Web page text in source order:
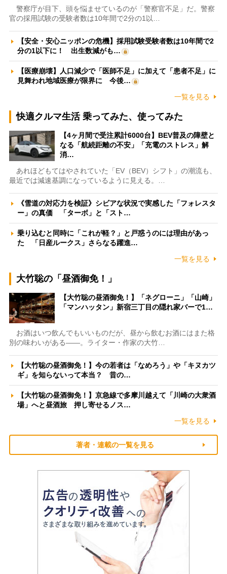
警察庁が目下、頭を悩ませているのが「警察官不足」だ。警察
官の採用試験の受験者数は10年間で2分の1以…
【安全・安心ニッポンの危機】採用試験受験者数は10年間で2
分の1以下に！ 出生数減がも…
【医療崩壊】人口減少で「医師不足」に加えて「患者不足」に
見舞われ地域医療が限界に 今後…
一覧を見る
快適クルマ生活 乗ってみた、使ってみた
【4ヶ月間で受注累計6000台】BEV普及の障壁と
なる「航続距離の不安」「充電のストレス」解
消…
あれほどもてはやされていた「EV（BEV）シフト」の潮流も、
最近では減速基調になっているように見える。…
《雪道の対応力を検証》シビアな状況で実感した「フォレスタ
ー」の真価 「ターボ」と「スト…
乗り込むと同時に「これが軽？」と戸惑うのには理由があっ
た 「日産ルークス」さらなる躍進…
一覧を見る
大竹聡の「昼酒御免！」
【大竹聡の昼酒御免！】「ネグローニ」「山崎」
「マンハッタン」新宿三丁目の隠れ家バーで1…
お酒はいつ飲んでもいいものだが、昼から飲むお酒にはまた格
別の味わいがある――。ライター・作家の大竹…
【大竹聡の昼酒御免！】今の若者は「なめろう」や「キヌカツ
ギ」を知らないって本当？ 昔の…
【大竹聡の昼酒御免！】京急線で多摩川越えて「川崎の大衆酒
場」へと昼酒旅 押し寄せるノス…
一覧を見る
著者・連載の一覧を見る